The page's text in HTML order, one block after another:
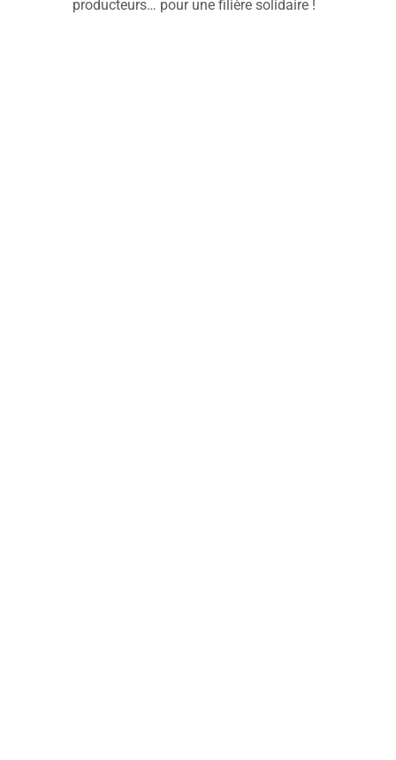
producteurs… pour une filière solidaire !